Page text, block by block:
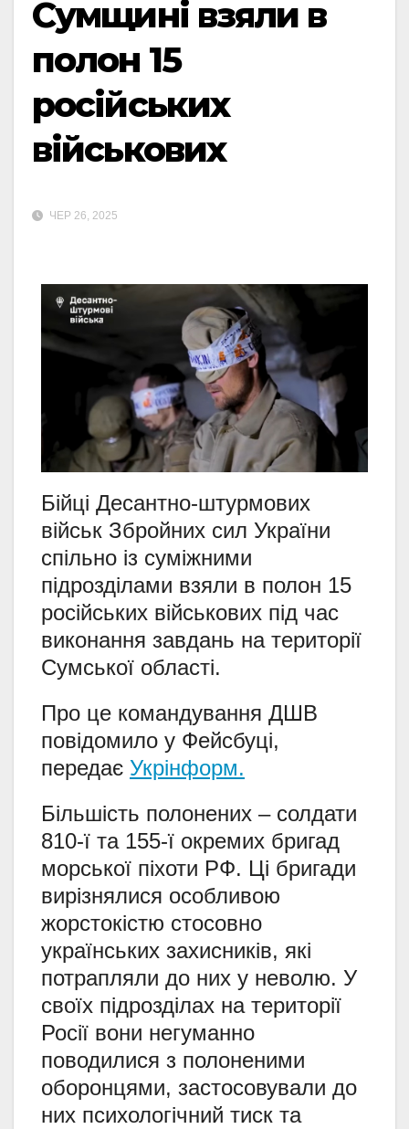
Сумщині взяли в
полон 15
російських
військових
ЧЕР 26, 2025
Бійці Десантно-штурмових
військ Збройних сил України
спільно із суміжними
підрозділами взяли в полон 15
російських військових під час
виконання завдань на території
Сумської області.
Про це командування ДШВ
повідомило у Фейсбуці,
передає Укрінформ.
Більшість полонених – солдати
810-ї та 155-ї окремих бригад
морської піхоти РФ. Ці бригади
вирізнялися особливою
жорстокістю стосовно
українських захисників, які
потрапляли до них у неволю. У
своїх підрозділах на території
Росії вони негуманно
поводилися з полоненими
оборонцями, застосовували до
них психологічний тиск та